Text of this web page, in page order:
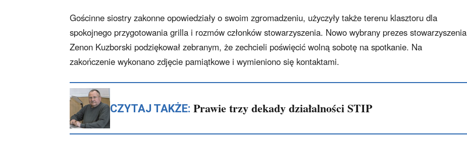
Gościnne siostry zakonne opowiedziały o swoim zgromadzeniu, użyczyły także terenu klasztoru dla
spokojnego przygotowania grilla i rozmów członków stowarzyszenia. Nowo wybrany prezes stowarzyszenia
Zenon Kuzborski podziękował zebranym, że zechcieli poświęcić wolną sobotę na spotkanie. Na
zakończenie wykonano zdjęcie pamiątkowe i wymieniono się kontaktami.
CZYTAJ TAKŻE: Prawie trzy dekady działalności STIP